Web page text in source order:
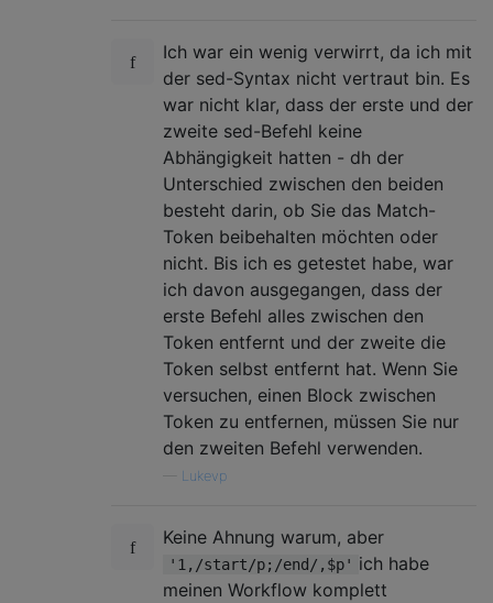
Ich war ein wenig verwirrt, da ich mit
der sed-Syntax nicht vertraut bin. Es
war nicht klar, dass der erste und der
zweite sed-Befehl keine
Abhängigkeit hatten - dh der
Unterschied zwischen den beiden
besteht darin, ob Sie das Match-
Token beibehalten möchten oder
nicht. Bis ich es getestet habe, war
ich davon ausgegangen, dass der
erste Befehl alles zwischen den
Token entfernt und der zweite die
Token selbst entfernt hat. Wenn Sie
versuchen, einen Block zwischen
Token zu entfernen, müssen Sie nur
den zweiten Befehl verwenden.
Lukevp
Keine Ahnung warum, aber
'1,/start/p;/end/,$p' ich habe
meinen Workflow komplett